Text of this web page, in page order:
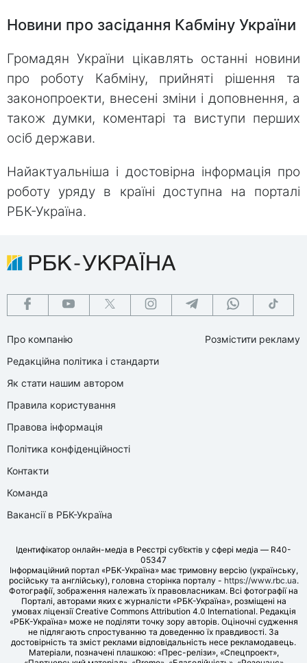
Новини про засідання Кабміну України
Громадян України цікавлять останні новини
про роботу Кабміну, прийняті рішення та
законопроекти, внесені зміни і доповнення, а
також думки, коментарі та виступи перших
осіб держави.
Найактуальніша і достовірна інформація про
роботу уряду в країні доступна на порталі
РБК-Україна.
Про компанію
Редакційна політика і стандарти
Як стати нашим автором
Правила користування
Правова інформація
Політика конфіденційності
Контакти
Команда
Вакансії в РБК-Україна
Розмістити рекламу
Ідентифікатор онлайн-медіа в Реєстрі суб’єктів у сфері медіа — R40-
05347
Інформаційний портал «РБК-Україна» має тримовну версію (українську,
російську та англійську), головна сторінка порталу - https://www.rbc.ua.
Фотографії, зображення належать їх правовласникам. Всі фотографії на
Порталі, авторами яких є журналісти «РБК-Україна», розміщені на
умовах ліцензії Creative Commons Attribution 4.0 International. Редакція
«РБК-Україна» може не поділяти точку зору авторів. Оціночні судження
не підлягають спростуванню та доведенню їх правдивості. За
достовірність та зміст реклами відповідальність несе рекламодавець.
Матеріали, позначені плашкою: «Прес-релізи», «Спецпроект»,